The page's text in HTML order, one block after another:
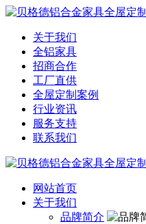
关于我们
全铝家具
招商合作
工厂直供
全屋定制案例
行业资讯
服务支持
联系我们
网站首页
关于我们
品牌简介